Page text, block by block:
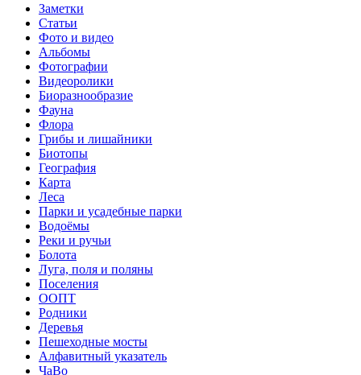
Заметки
Статьи
Фото и видео
Альбомы
Фотографии
Видеоролики
Биоразнообразие
Фауна
Флора
Грибы и лишайники
Биотопы
География
Карта
Леса
Парки и усадебные парки
Водоёмы
Реки и ручьи
Болота
Луга, поля и поляны
Поселения
ООПТ
Родники
Деревья
Пешеходные мосты
Алфавитный указатель
ЧаВо